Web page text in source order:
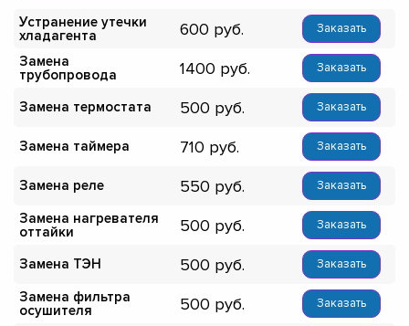
Устранение утечки
хладагента
600 Заказать
Замена
трубопровода
1400 Заказать
Замена термостата 500 Заказать
Замена таймера 710 Заказать
Замена реле 550 Заказать
Замена нагревателя
оттайки
500 Заказать
Замена ТЭН 500 Заказать
Замена фильтра
осушителя
500 Заказать